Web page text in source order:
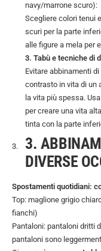
navy/marrone scuro):
Scegliere colori tenui
scuri per la parte
alle figure a mela per
3. Tabù e tecniche di
Evitare abbinamenti
contrasto in vita di un
la vita più spessa.
per creare una vita
tinta con la parte
3.
DIVERSE
Spostamenti quotidiani:
Top: maglione grigio
fianchi)
Pantaloni: pantaloni dritti
pantaloni sono